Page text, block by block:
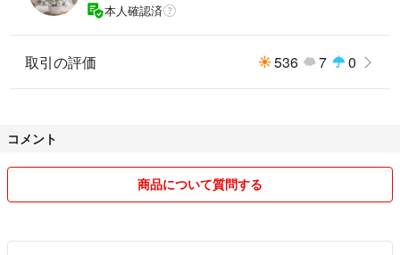
本人確認済
取引の評価 536 7 0
コメント
商品について質問する